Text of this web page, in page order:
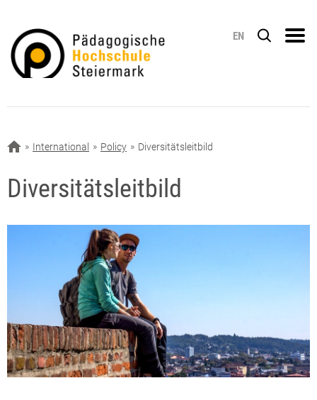
EN
International Policy Diversitätsleitbild
Diversitätsleitbild